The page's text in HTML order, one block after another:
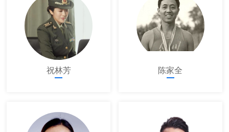
祝林芳 陈家全